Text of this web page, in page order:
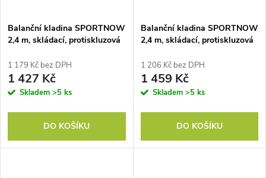
Balanční kladina SPORTNOW
2,4 m, skládací, protiskluzová
80 kg, modrá barva
1 179 Kč bez DPH
1 427 Kč
Skladem >5 ks
DO KOŠÍKU
Balanční kladina SPORTNOW
2,4 m, skládací, protiskluzová
80 kg, růžová
1 206 Kč bez DPH
1 459 Kč
Skladem >5 ks
DO KOŠÍKU